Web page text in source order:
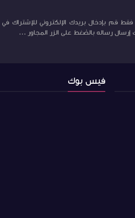
قم بإدخال بريدك الإلكتروني للإشتراك في
إرسال رساله بالضغط على الزر المجاور ...
فيس بوك